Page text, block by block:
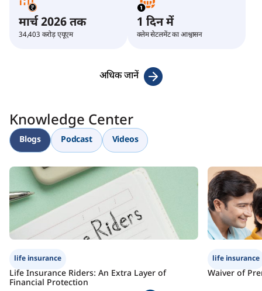
मार्च 2026 तक
34,403 करोड़ एयूएम
1 दिन में
क्लेम सेटलमेंट का आश्वासन
अधिक जानें
Knowledge Center
Blogs Podcast Videos
life insurance
Life Insurance Riders: An Extra Layer of
Financial Protection
life insurance
Waiver of